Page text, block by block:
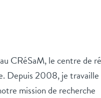
CRéSaM, le centre de
Depuis 2008, je travaille
mission de recherche